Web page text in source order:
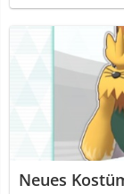
Neues